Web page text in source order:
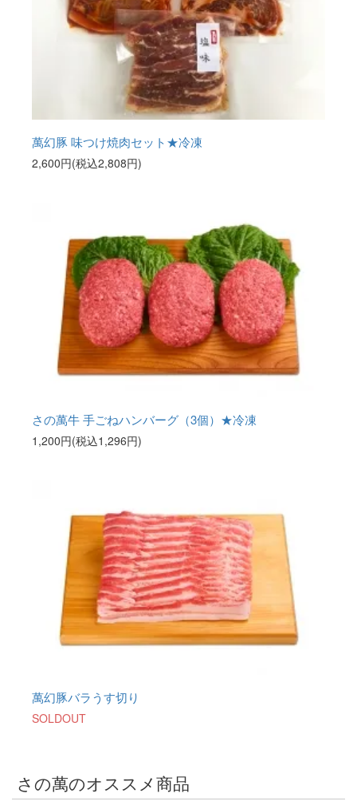
萬幻豚 味つけ焼肉セット★冷凍
2,600円(税込2,808円)
さの萬牛 手ごねハンバーグ（3個）★冷凍
1,200円(税込1,296円)
萬幻豚バラうす切り
SOLDOUT
さの萬のオススメ商品